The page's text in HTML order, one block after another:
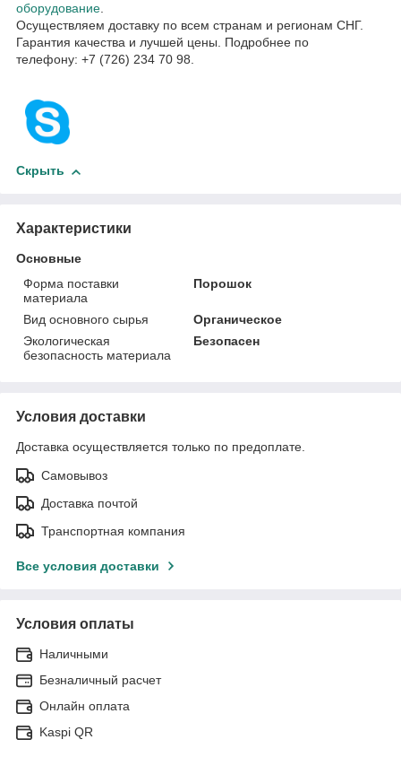
оборудование.
Осуществляем доставку по всем странам и регионам СНГ.
Гарантия качества и лучшей цены. Подробнее по
телефону: +7 (726) 234 70 98.
Скрыть
Характеристики
Основные
Форма поставки
материала
Порошок
Вид основного сырья
Органическое
Экологическая
безопасность материала
Безопасен
Условия доставки
Доставка осуществляется только по предоплате.
Самовывоз
Доставка почтой
Транспортная компания
Все условия доставки
Условия оплаты
Наличными
Безналичный расчет
Онлайн оплата
Kaspi QR